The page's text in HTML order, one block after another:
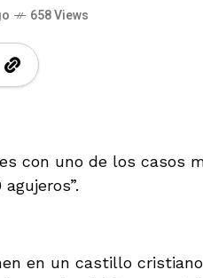
658 Views
con uno de los casos
en un castillo